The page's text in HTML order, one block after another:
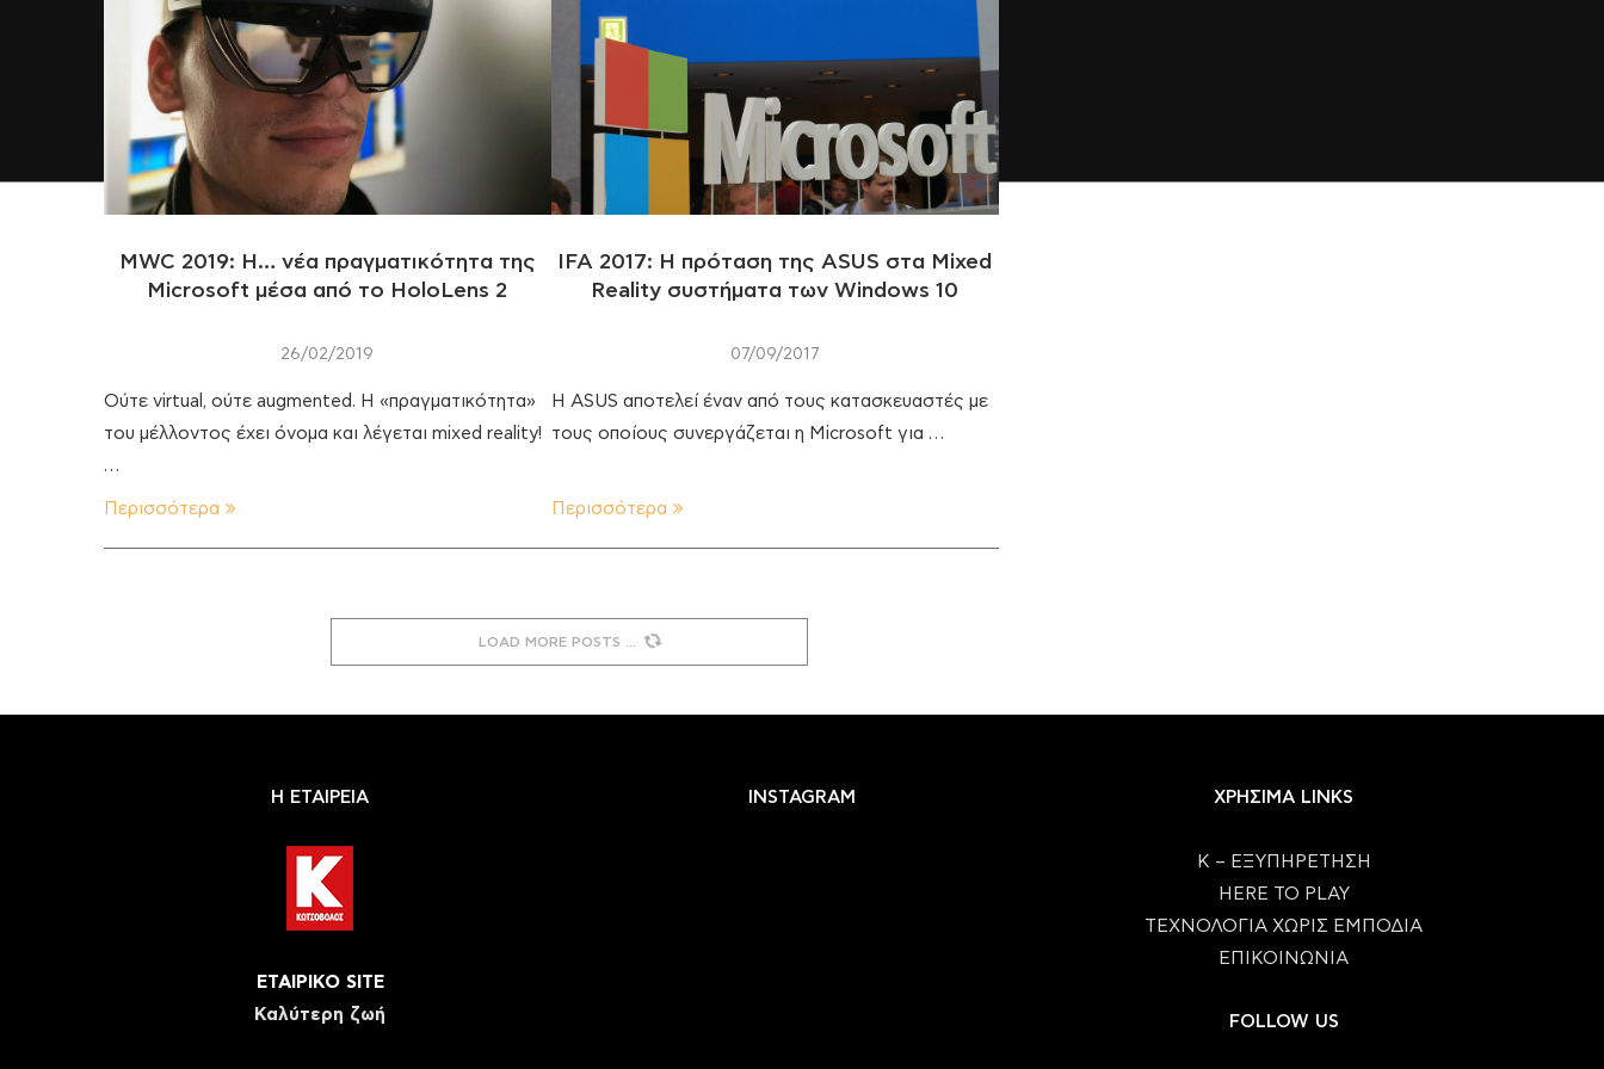
MWC 2019: Η… νέα πραγματικότητα της
Microsoft μέσα από το HoloLens 2
26/02/2019
Ούτε virtual, ούτε augmented. Η «πραγματικότητα»
του μέλλοντος έχει όνομα και λέγεται mixed reality!
…
Περισσότερα
IFA 2017: Η πρόταση της ASUS στα Mixed
Reality συστήματα των Windows 10
07/09/2017
Η ASUS αποτελεί έναν από τους κατασκευαστές με
τους οποίους συνεργάζεται η Microsoft για …
Περισσότερα
LOAD MORE POSTS
Η ΕΤΑΙΡΕΙΑ
ΕΤΑΙΡΙΚΟ SITE
Καλύτερη ζωή
INSTAGRAM ΧΡΗΣΙΜΑ LINKS
Κ – ΕΞΥΠΗΡΕΤΗΣΗ
HERE TO PLAY
ΤΕΧΝΟΛΟΓΙΑ ΧΩΡΙΣ ΕΜΠΟΔΙΑ
ΕΠΙΚΟΙΝΩΝΙΑ
FOLLOW US